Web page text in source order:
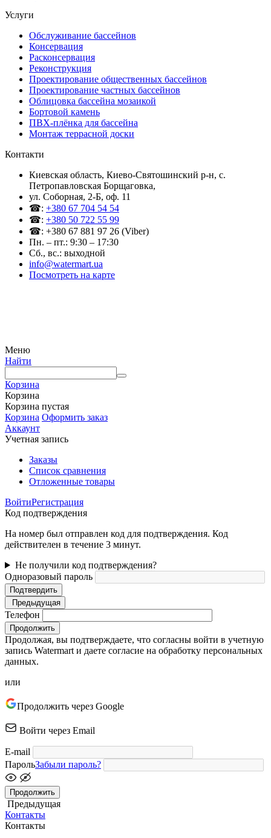
Услуги
Обслуживание бассейнов
Консервация
Расконсервация
Реконструкция
Проектирование общественных бассейнов
Проектирование частных бассейнов
Облицовка бассейна мозаикой
Бортовой камень
ПВХ-плёнка для бассейна
Монтаж террасной доски
Контакти
Киевская область, Киево-Святошинский р-н, c.
Петропавловская Борщаговка,
ул. Соборная, 2-Б, оф. 11
☎: +380 67 704 54 54
☎: +380 50 722 55 99
☎: +380 67 881 97 26 (Viber)
Пн. – пт.: 9:30 – 17:30
Сб., вс.: выходной
info@watermart.ua
Посмотреть на карте
Меню
Найти
Корзина
Корзина
Корзина пустая
Корзина Оформить заказ
Аккаунт
Учетная запись
Заказы
Список сравнения
Отложенные товары
ВойтиРегистрация
Код подтверждения
На номер был отправлен код для подтверждения. Код
действителен в течение 3 минут.
Не получили код подтверждения?
Одноразовый пароль
Подтвердить
Предыдущая
Телефон
Продолжить
Продолжая, вы подтверждаете, что согласны войти в учетную
запись Watermart и даете согласие на обработку персональных
данных.
или
Продолжить через Google
Войти через Email
E-mail
ПарольЗабыли пароль?
Продолжить
Предыдущая
Контакты
Контакты